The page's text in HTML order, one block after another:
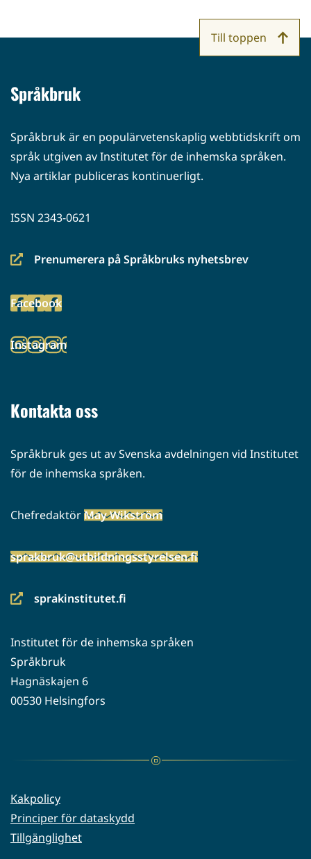
Språkbruk
Språkbruk är en populärvetenskaplig webbtidskrift om
språk utgiven av Institutet för de inhemska språken.
Nya artiklar publiceras kontinuerligt.
ISSN 2343-0621
Prenumerera på Språkbruks nyhetsbrev
(siirryt
palveluun)
Facebook
(siirryt
palveluun)
Instagram
(siirryt
Kontakta oss
Språkbruk ges ut av Svenska avdelningen vid Institutet
för de inhemska språken.
ChefredaktörMay Wikström
sprakbruk@utbildningsstyrelsen.fi
sprakinstitutet.fi
(siirryt
palveluun)
Institutet för de inhemska språken
Språkbruk
Hagnäskajen 6
00530 Helsingfors
Kakpolicy
Principer för dataskydd
Tillgänglighet
Till toppen